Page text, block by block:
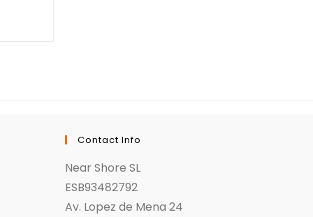
Contact Info
Near Shore SL
ESB93482792
Av. Lopez de Mena 24